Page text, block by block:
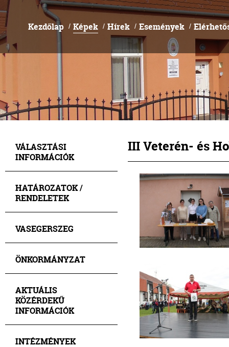
Kezdőlap / Képek / Hírek / Események /
VÁLASZTÁSI
INFORMÁCIÓK
HATÁROZATOK /
RENDELETEK
VASEGERSZEG
ÖNKORMÁNYZAT
AKTUÁLIS
KÖZÉRDEKŰ
INFORMÁCIÓK
INTÉZMÉNYEK
III Veterén- és